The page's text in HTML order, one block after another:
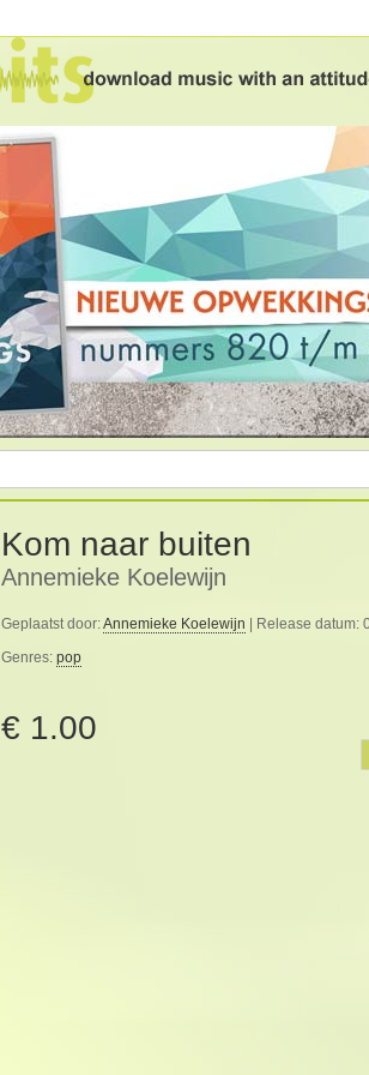
Kom naar buiten
Annemieke Koelewijn
Geplaatst door:Annemieke Koelewijn | Release datum:
Genres: pop
€ 1.00